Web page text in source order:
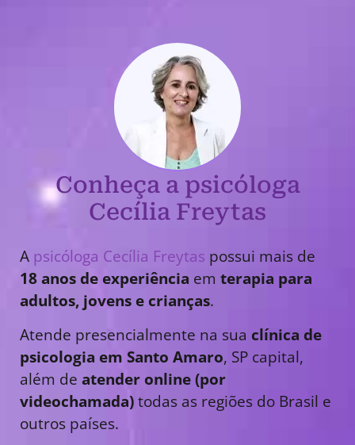
Conheça a psicóloga
Cecília Freytas
A psicóloga Cecília Freytas possui mais de
18 anos de experiência em terapia para
adultos, jovens e crianças.
Atende presencialmente na sua clínica de
psicologia em Santo Amaro, SP capital,
além de atender online (por
videochamada)todas as regiões do Brasil e
outros países.